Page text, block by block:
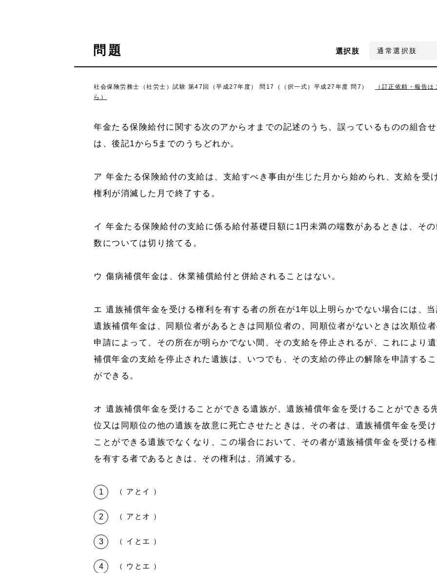
問題 選択肢
社会保険労務士（社労士）試験 第47回（平成27年度） 問17（（択一式）平成27年度 問7）
（訂正依頼・報告は
ら）
年金たる保険給付に関する次のアからオまでの記述のうち、誤っているものの組合せ
は、後記1から5までのうちどれか。
ア 年金たる保険給付の支給は、支給すべき事由が生じた月から始められ、支給を受
権利が消滅した月で終了する。
イ 年金たる保険給付の支給に係る給付基礎日額に1円未満の端数があるときは、その
数については切り捨てる。
ウ 傷病補償年金は、休業補償給付と併給されることはない。
エ 遺族補償年金を受ける権利を有する者の所在が1年以上明らかでない場合には、当
遺族補償年金は、同順位者があるときは同順位者の、同順位者がないときは次順位
申請によって、その所在が明らかでない間、その支給を停止されるが、これにより
補償年金の支給を停止された遺族は、いつでも、その支給の停止の解除を申請するこ
ができる。
オ 遺族補償年金を受けることができる遺族が、遺族補償年金を受けることができる
位又は同順位の他の遺族を故意に死亡させたときは、その者は、遺族補償年金を受け
ことができる遺族でなくなり、この場合において、その者が遺族補償年金を受ける権
を有する者であるときは、その権利は、消滅する。
（ アとイ ）
（ アとオ ）
（ イとエ ）
（ ウとエ ）